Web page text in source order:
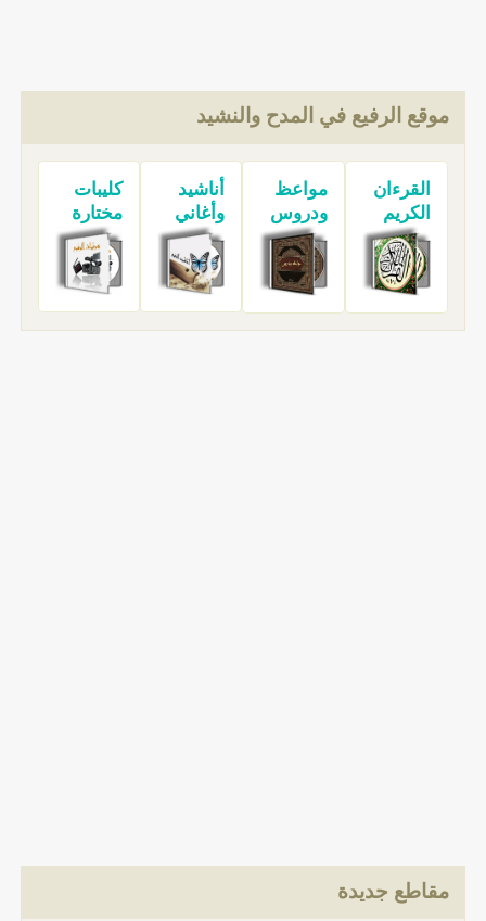
موقع الرفيع في المدح والنشيد
القرءان
الكريم
مواعظ
ودروس
أناشيد
وأغاني
كليبات
مختارة
مقاطع جديدة